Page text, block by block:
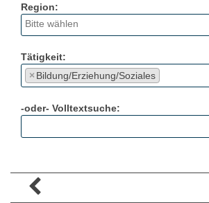
Region:
Tätigkeit:
× Bildung/Erziehung/Soziales
-oder- Volltextsuche: